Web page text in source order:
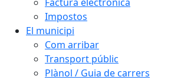
Impostos
El municipi
Com arribar
Transport públic
Plànol / Guia de carrers